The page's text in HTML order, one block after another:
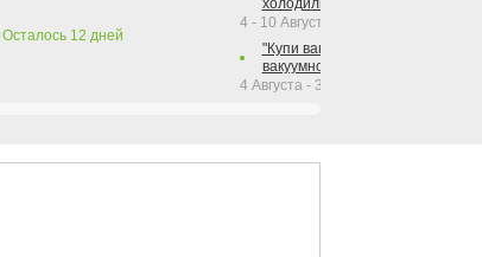
Осталось 12 дней
4 - 10 Августа 2026
"Купи вакуумный упаковщик +
вакуумного упаковщика =
4 Августа - 30 Сентября 2026